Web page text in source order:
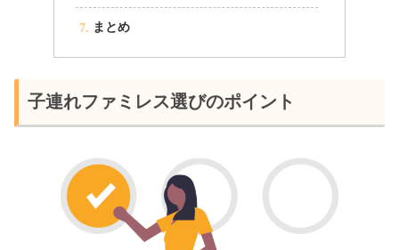
まとめ
子連れファミレス選びのポイント